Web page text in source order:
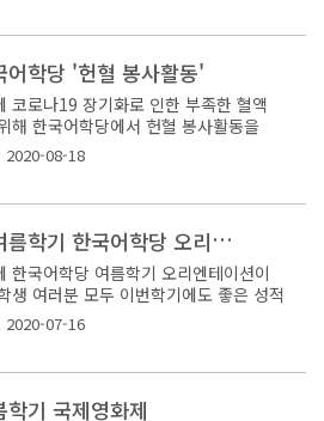
학당 '헌혈 봉사활동'
로나19 장기화로 인한 부족한 혈액
해 한국어학당에서 헌혈 봉사활동을
운 날씨에도 불구하고 참여해 주신 많은
..
2020-08-18
2
020학년도 여름학기 한국어학당 오리엔테이션
국어학당 여름학기 오리엔테이션이
생 여러분 모두 이번학기에도 좋은 성적
^^
2020-07-16
기 국제영화제